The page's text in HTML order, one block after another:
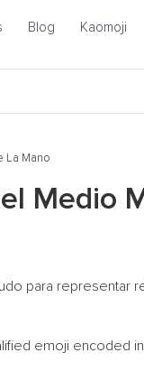
Blog Kaomoji
La Mano
Medio
para representar
emoji encoded in